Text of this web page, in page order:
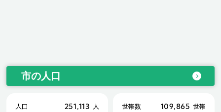
市の人口
人口 251,113 人 世帯数 109,865 世帯